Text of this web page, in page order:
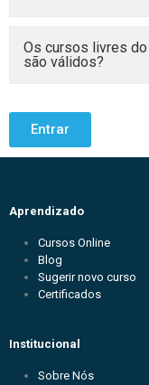
Os cursos livres
são válidos?
Entrar
Aprendizado
Cursos Online
Blog
Sugerir novo curso
Certificados
Institucional
Sobre Nós